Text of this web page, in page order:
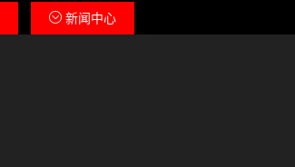
新闻中心